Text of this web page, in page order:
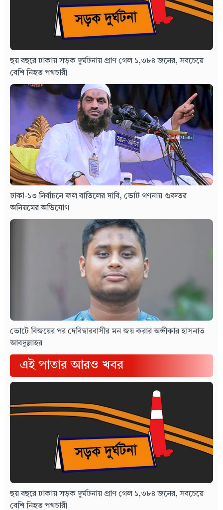
ছয় বছরে ঢাকায় সড়ক দুর্ঘটনায় প্রাণ গেল ১,৩৮৪ জনের, সবচেয়ে
বেশি নিহত পথচারী
ঢাকা-১৩ নির্বাচনে ফল বাতিলের দাবি, ভোট গণনায় গুরুতর
অনিয়মের অভিযোগ
ভোটে বিজয়ের পর দেবিদ্বারবাসীর মন জয় করার অঙ্গীকার হাসনাত
আবদুল্লাহর
এই পাতার আরও খবর
ছয় বছরে ঢাকায় সড়ক দুর্ঘটনায় প্রাণ গেল ১,৩৮৪ জনের, সবচেয়ে
বেশি নিহত পথচারী